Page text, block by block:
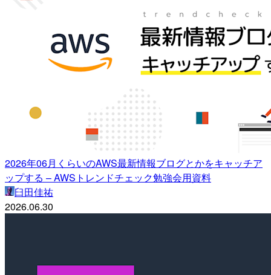
2026年06月くらいのAWS最新情報ブログとかをキャッチア
ップする – AWSトレンドチェック勉強会用資料
臼田佳祐
2026.06.30